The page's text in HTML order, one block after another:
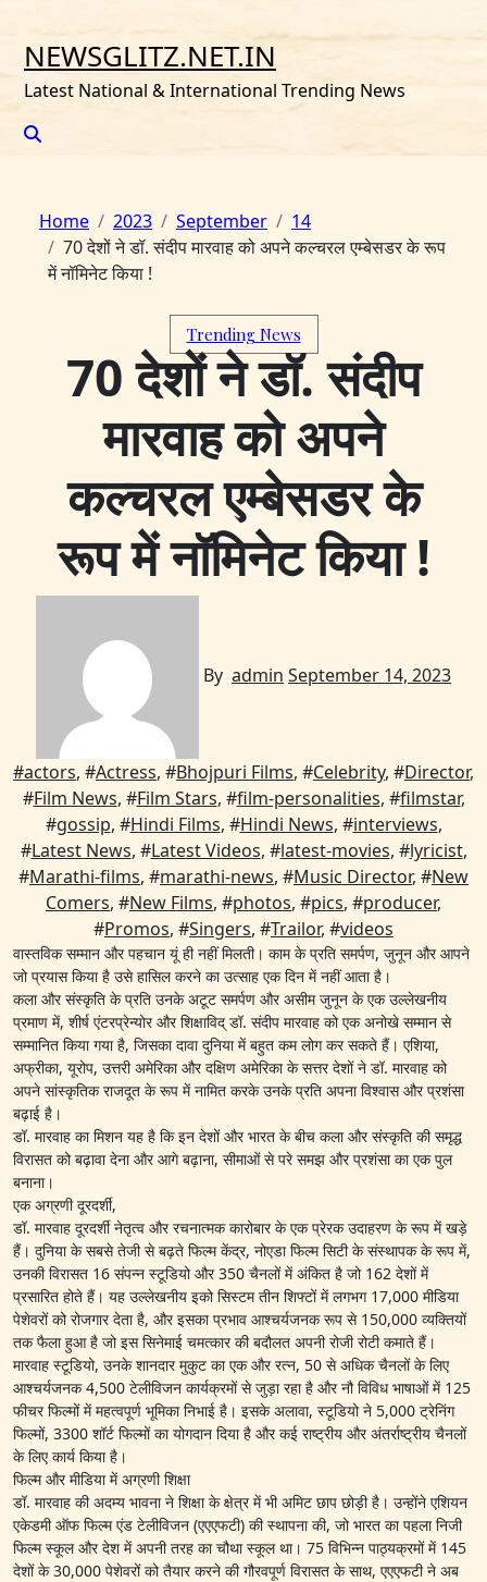
content
NEWSGLITZ.NET.IN
Latest National & International Trending News
Home 2023 September
14
70 देशों ने डॉ. संदीप मारवाह को अपने कल्चरल एम्बेसडर के रूप
में नॉमिनेट किया !
Trending News
70 देशों ने डॉ. संदीप
मारवाह को अपने
कल्चरल एम्बेसडर के
रूप में नॉमिनेट किया !
By admin September 14, 2023
#actors, #Actress, #Bhojpuri Films, #Celebrity, #Director,
#Film News, #Film Stars, #film-personalities, #filmstar,
#gossip, #Hindi Films, #Hindi News, #interviews,
#Latest News, #Latest Videos, #latest-movies, #lyricist,
#Marathi-films, #marathi-news, #Music Director, #New
Comers, #New Films, #photos, #pics, #producer,
#Promos, #Singers, #Trailor, #videos
वास्तविक सम्मान और पहचान यूं ही नहीं मिलती। काम के प्रति समर्पण, जुनून और आपने
जो प्रयास किया है उसे हासिल करने का उत्साह एक दिन में नहीं आता है।
कला और संस्कृति के प्रति उनके अटूट समर्पण और असीम जुनून के एक उल्लेखनीय
प्रमाण में, शीर्ष एंटरप्रेन्योर और शिक्षाविद् डॉ. संदीप मारवाह को एक अनोखे सम्मान से
सम्मानित किया गया है, जिसका दावा दुनिया में बहुत कम लोग कर सकते हैं। एशिया,
अफ्रीका, यूरोप, उत्तरी अमेरिका और दक्षिण अमेरिका के सत्तर देशों ने डॉ. मारवाह को
अपने सांस्कृतिक राजदूत के रूप में नामित करके उनके प्रति अपना विश्वास और प्रशंसा
बढ़ाई है।
डॉ. मारवाह का मिशन यह है कि इन देशों और भारत के बीच कला और संस्कृति की समृद्ध
विरासत को बढ़ावा देना और आगे बढ़ाना, सीमाओं से परे समझ और प्रशंसा का एक पुल
बनाना।
एक अग्रणी दूरदर्शी,
डॉ. मारवाह दूरदर्शी नेतृत्व और रचनात्मक कारोबार के एक प्रेरक उदाहरण के रूप में खड़े
हैं। दुनिया के सबसे तेजी से बढ़ते फिल्म केंद्र, नोएडा फिल्म सिटी के संस्थापक के रूप में,
उनकी विरासत 16 संपन्न स्टूडियो और 350 चैनलों में अंकित है जो 162 देशों में
प्रसारित होते हैं। यह उल्लेखनीय इको सिस्टम तीन शिफ्टों में लगभग 17,000 मीडिया
पेशेवरों को रोजगार देता है, और इसका प्रभाव आश्चर्यजनक रूप से 150,000 व्यक्तियों
तक फैला हुआ है जो इस सिनेमाई चमत्कार की बदौलत अपनी रोजी रोटी कमाते हैं।
मारवाह स्टूडियो, उनके शानदार मुकुट का एक और रत्न, 50 से अधिक चैनलों के लिए
आश्चर्यजनक 4,500 टेलीविजन कार्यक्रमों से जुड़ा रहा है और नौ विविध भाषाओं में 125
फीचर फिल्मों में महत्वपूर्ण भूमिका निभाई है। इसके अलावा, स्टूडियो ने 5,000 ट्रेनिंग
फिल्मों, 3300 शॉर्ट फिल्मों का योगदान दिया है और कई राष्ट्रीय और अंतर्राष्ट्रीय चैनलों
के लिए कार्य किया है।
फिल्म और मीडिया में अग्रणी शिक्षा
डॉ. मारवाह की अदम्य भावना ने शिक्षा के क्षेत्र में भी अमिट छाप छोड़ी है। उन्होंने एशियन
एकेडमी ऑफ फिल्म एंड टेलीविजन (एएएफटी) की स्थापना की, जो भारत का पहला निजी
फिल्म स्कूल और देश में अपनी तरह का चौथा स्कूल था। 75 विभिन्न पाठ्यक्रमों में 145
देशों के 30,000 पेशेवरों को तैयार करने की गौरवपूर्ण विरासत के साथ, एएएफटी ने अब